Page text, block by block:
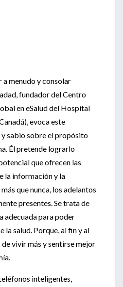
a menudo y consolar
fundador del Centro
en eSalud del Hospital
evoca este
sabio sobre el propósito
Él pretende lograrlo
que ofrecen las
la información y la
que nunca, los adelantos
presentes. Se trata de
adecuada para poder
la salud. Porque, al fin y al
vivir más y sentirse mejor
inteligentes,